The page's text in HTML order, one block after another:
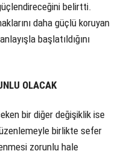
belirtti.
daha güçlü koruyan
başlatıldığını
OLACAK
bir diğer değişiklik ise
birlikte sefer
zorunlu hale